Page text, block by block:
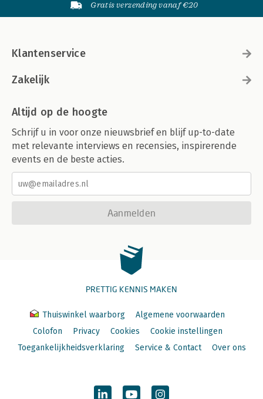
Gratis verzending vanaf €20
Klantenservice
Zakelijk
Altijd op de hoogte
Schrijf u in voor onze nieuwsbrief en blijf up-to-date
met relevante interviews en recensies, inspirerende
events en de beste acties.
Aanmelden
PRETTIG KENNIS MAKEN
Thuiswinkel waarborg
Algemene voorwaarden
Colofon
Privacy Cookies
Cookie instellingen
Toegankelijkheidsverklaring
Service & Contact Over ons